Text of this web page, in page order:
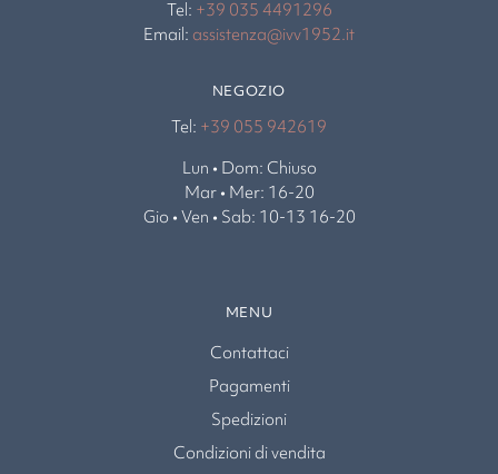
Tel: +39 035 4491296
Email: assistenza@ivv1952.it
NEGOZIO
Tel: +39 055 942619
Lun • Dom: Chiuso
Mar • Mer: 16-20
Gio • Ven • Sab: 10-13 16-20
MENU
Contattaci
Pagamenti
Spedizioni
Condizioni di vendita